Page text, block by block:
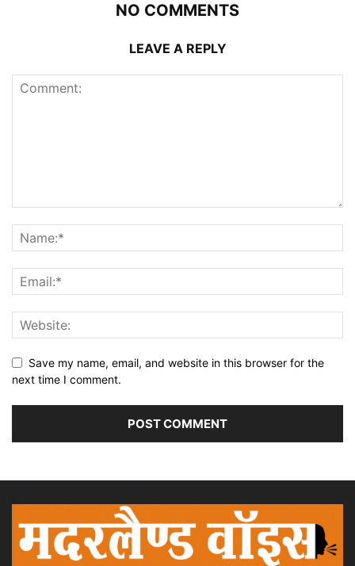
NO COMMENTS
LEAVE A REPLY
Save my name, email, and website in this browser for the
next time I comment.